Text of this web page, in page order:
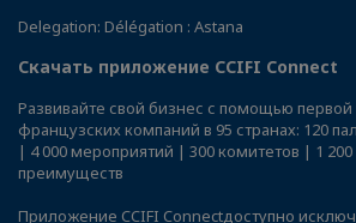
Delegation: Délégation : Astana
Скачать приложение CCIFI Connect
Развивайте свой бизнес с помощью первой
французских компаний в 95 странах: 120
| 4 000 мероприятий | 300 комитетов | 1
преимуществ
Приложение CCIFI Connectдоступно